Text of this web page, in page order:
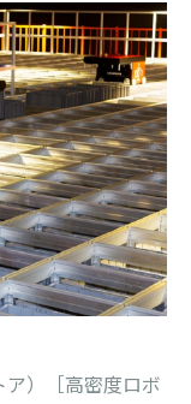
）［高密度ロボ